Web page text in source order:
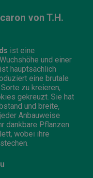
von T.H.
ist eine
und einer
hauptsächlich
eine brutale
zu kreieren,
gekreuzt. Sie hat
und breite,
Anbauweise
dankbare Pflanzen.
wobei ihre